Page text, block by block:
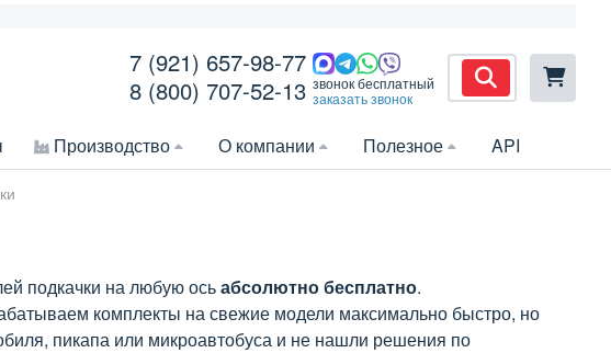
7 (921) 657-98-77
8 (800) 707-52-13 звонок бесплатный
заказать звонок
Производство О компании Полезное API
подкачки на любую осьабсолютно бесплатно.
комплекты на свежие модели максимально быстро, но
пикапа или микроавтобуса и не нашли решения по